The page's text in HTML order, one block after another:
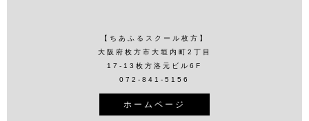
【ちあふるスクール枚方】
大阪府枚方市大垣内町2丁目
17-13枚方洛元ビル6F
072-841-5156
ホームページ